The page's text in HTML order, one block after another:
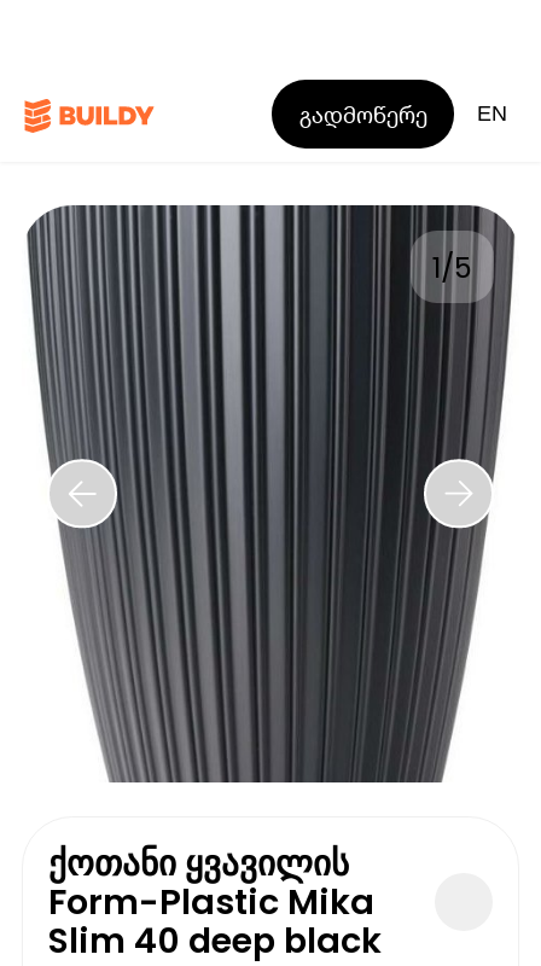
გადმოწერე EN
1/5
ქოთანი ყვავილის
Form-Plastic Mika
Slim 40 deep black